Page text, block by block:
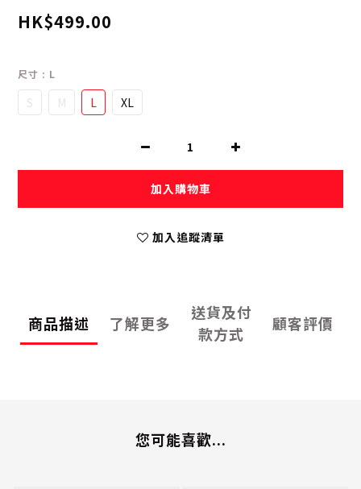
HK$499.00
尺寸 : L
S M L XL
加入購物車
加入追蹤清單
商品描述 了解更多
送貨及付
款方式
顧客評價
您可能喜歡...